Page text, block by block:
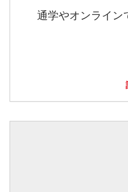
通学やオンライン